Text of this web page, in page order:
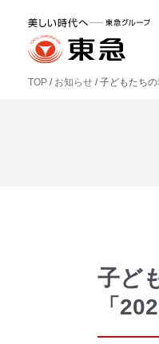
TOP お知らせ 子どもたち
子ど
「